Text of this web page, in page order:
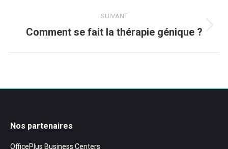
SUIVANT
Article
Comment se fait la thérapie génique ?
Nos partenaires
OfficePlus Business Centers